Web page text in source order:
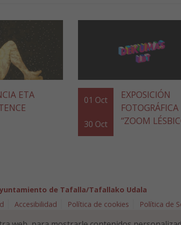
ETA
01 Oct
30 Oct
EXPOSICIÓN
FOTOGRÁFICA
“ZOOM
de Tafalla/Tafallako Udala
Accesibilidad Política de cookies
Política de
Tafalla (NAVARRA)
948 70 18 11